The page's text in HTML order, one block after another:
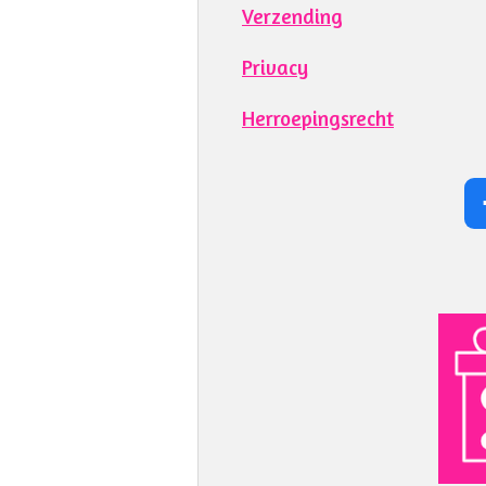
Verzending
Privacy
Herroepingsrecht